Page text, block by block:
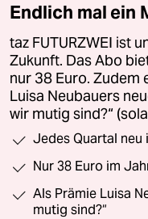
Endlich mal ein
taz FUTURZWEI ist
Zukunft. Das Abo
nur 38 Euro. Zudem
Luisa Neubauers
wir mutig sind?“
Jedes Quartal neu
Nur 38 Euro im
Als Prämie Luisa
mutig sind?“